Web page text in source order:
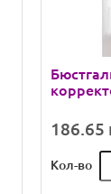
186.65
Кол-во